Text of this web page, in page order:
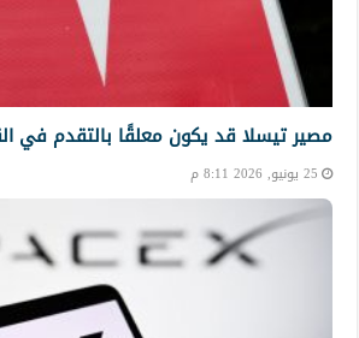
مصير تيسلا قد يكون معلقًا بالتقدم في
25 يونيو, 2026 8:11 م